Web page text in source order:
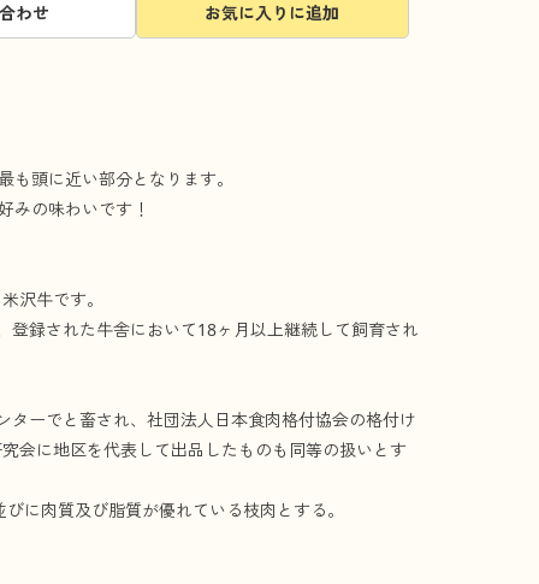
わせ お気に入りに追加
頭に近い部分となります。
みの味わいです！
沢牛です。
録された牛舎において18ヶ月以上継続して飼育され
ーでと畜され、社団法人日本食肉格付協会の格付け
会に地区を代表して出品したものも同等の扱いとす
に肉質及び脂質が優れている枝肉とする。